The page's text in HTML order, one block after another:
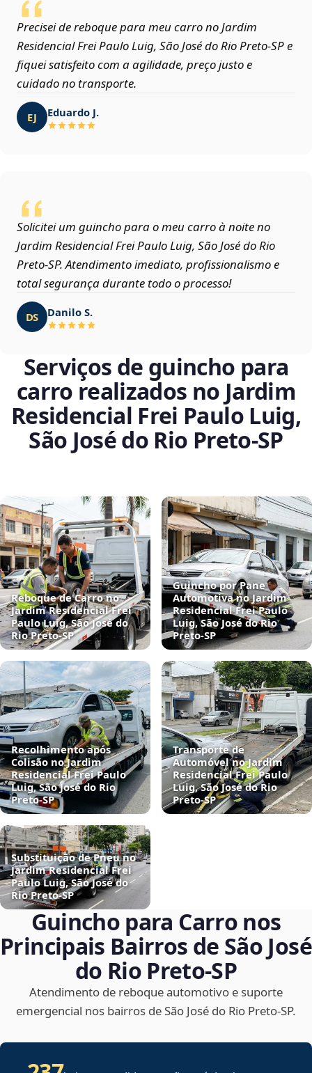
Precisei de reboque para meu carro no Jardim
Residencial Frei Paulo Luig, São José do Rio Preto‑SP e
fiquei satisfeito com a agilidade, preço justo e
cuidado no transporte.
EJ Eduardo J.
Solicitei um guincho para o meu carro à noite no
Jardim Residencial Frei Paulo Luig, São José do Rio
Preto‑SP. Atendimento imediato, profissionalismo e
total segurança durante todo o processo!
DS Danilo S.
Serviços de guincho para
carro realizados no Jardim
Residencial Frei Paulo Luig,
São José do Rio Preto‑SP
Reboque de Carro no
Jardim Residencial Frei
Paulo Luig, São José do
Rio Preto‑SP
Guincho por Pane
Automotiva no Jardim
Residencial Frei Paulo
Luig, São José do Rio
Preto‑SP
Recolhimento após
Colisão no Jardim
Residencial Frei Paulo
Luig, São José do Rio
Preto‑SP
Transporte de
Automóvel no Jardim
Residencial Frei Paulo
Luig, São José do Rio
Preto‑SP
Substituição de Pneu no
Jardim Residencial Frei
Paulo Luig, São José do
Rio Preto‑SP
Guincho para Carro nos
Principais Bairros de São José
do Rio Preto‑SP
Atendimento de reboque automotivo e suporte
emergencial nos bairros de São José do Rio Preto‑SP.